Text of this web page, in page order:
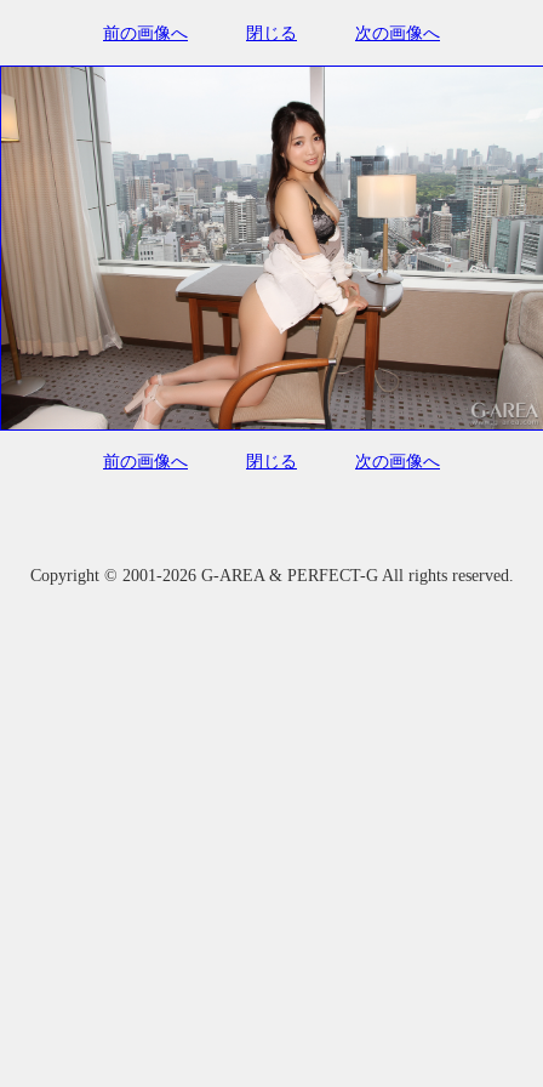
前の画像へ 閉じる 次の画像へ
前の画像へ 閉じる 次の画像へ
Copyright © 2001-2026 G-AREA & PERFECT-G All rights reserved.